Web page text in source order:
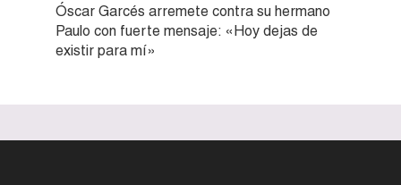
Óscar Garcés arremete contra su hermano
Paulo con fuerte mensaje: «Hoy dejas de
existir para mí»